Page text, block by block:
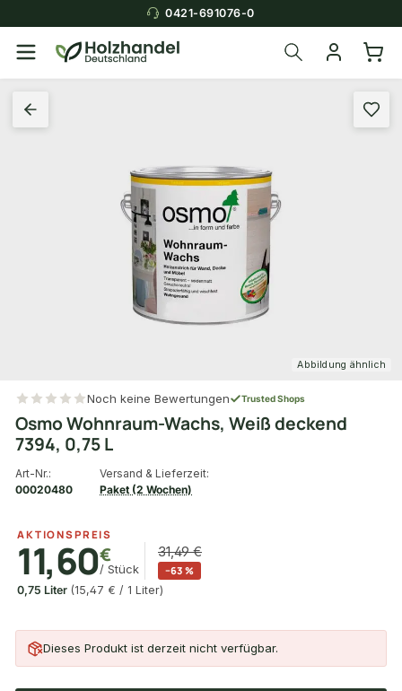
0421-691076-0
Abbildung ähnlich
Noch keine Bewertungen Trusted Shops
Osmo Wohnraum-Wachs, Weiß deckend
7394, 0,75 L
Art-Nr.:
00020480
Versand & Lieferzeit:
Paket (2 Wochen)
AKTIONSPREIS
11,60€
/ Stück
31,49 €
−63 %
0,75 Liter (15,47 € / 1 Liter)
Dieses Produkt ist derzeit nicht verfügbar.